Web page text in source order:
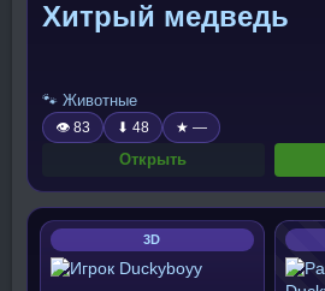
Хитрый медведь
🐾 Животные
👁 83 ⬇ 48 ★ —
Открыть
3D